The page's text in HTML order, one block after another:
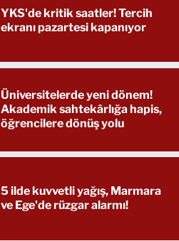
YKS'de kritik saatler! Tercih
ekranı pazartesi kapanıyor
Üniversitelerde yeni dönem!
Akademik sahtekârlığa hapis,
öğrencilere dönüş yolu
5 ilde kuvvetli yağış, Marmara
ve Ege'de rüzgar alarmı!